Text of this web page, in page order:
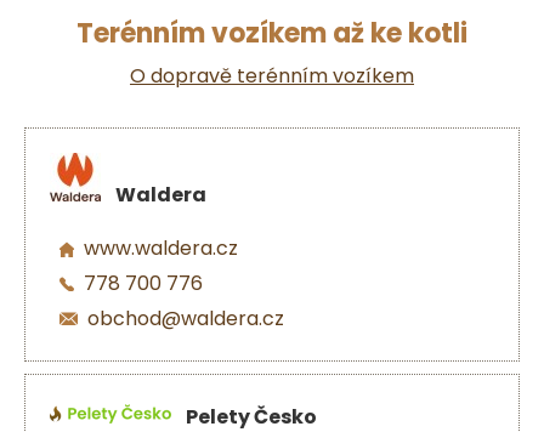
Terénním vozíkem až ke kotli
O dopravě terénním vozíkem
Waldera
www.waldera.cz
778 700 776
obchod@waldera.cz
Pelety Česko